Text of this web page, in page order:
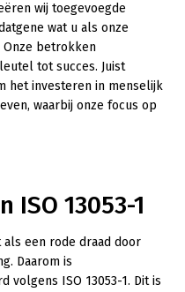
wij toegevoegde
wat u als onze
betrokken
tot succes. Juist
het investeren in menselijk
waarbij onze focus op
ISO 13053-1
als een rode draad door
Daarom is
ISO 13053-1. Dit is